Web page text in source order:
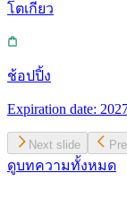
โตเกียว
ช้อปปิ้ง
Expiration date:
Next slide
ดูบทความทั้งหมด